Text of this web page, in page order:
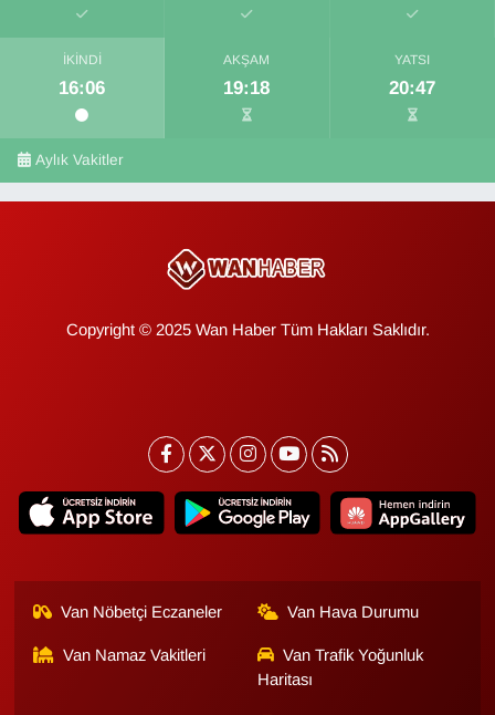
İKINDI
16:06
AKŞAM
19:18
YATSI
20:47
Aylık Vakitler
Copyright © 2025 Wan Haber Tüm Hakları Saklıdır.
Van Nöbetçi Eczaneler Van Hava Durumu
Van Namaz Vakitleri
Van Trafik Yoğunluk
Haritası